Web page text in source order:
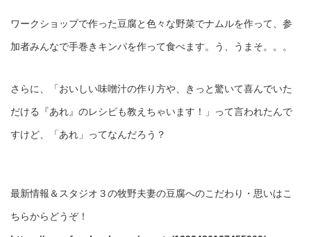
ワークショップで作った豆腐と色々な野菜でナムルを作って、参
加者みんなで手巻きキンパを作って食べます。う、うまそ。。。
さらに、「おいしい味噌汁の作り方や、きっと驚いて喜んでいた
だける『あれ』のレシピも教えちゃいます！」って言われたんで
すけど、「あれ」ってなんだろう？
最新情報＆スタジオ３の牧野夫妻の豆腐へのこだわり・思いはこ
ちらからどうぞ！